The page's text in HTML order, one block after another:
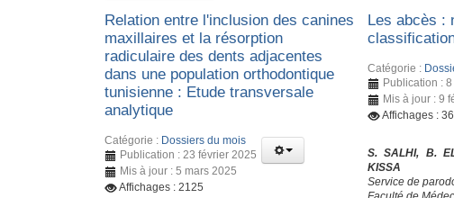
Relation entre l'inclusion des canines
maxillaires et la résorption
radiculaire des dents adjacentes
dans une population orthodontique
tunisienne : Etude transversale
analytique
Catégorie : Dossiers du mois
Publication : 23 février 2025
Mis à jour : 5 mars 2025
Affichages : 2125
Les abcès :
Catégorie :
Publication :
Mis à jour : 9
Affichages :
S. SALHI, B.
KISSA
Service de